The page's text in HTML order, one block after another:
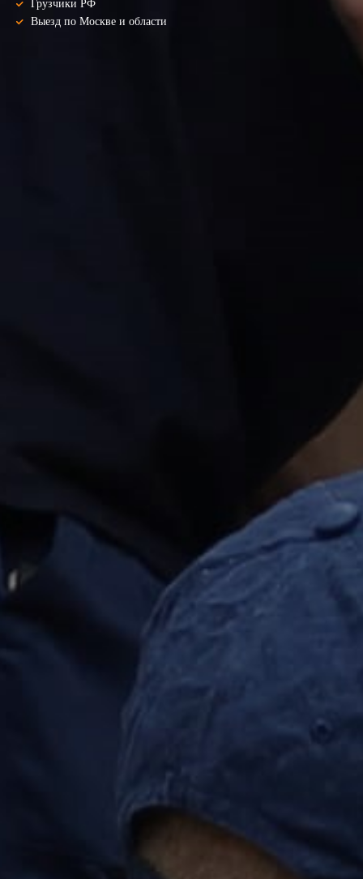
Грузчики РФ
Выезд по Москве и области